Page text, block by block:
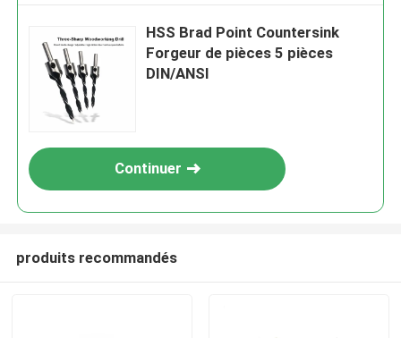
HSS Brad Point Countersink
Forgeur de pièces 5 pièces
DIN/ANSI
Continuer
produits recommandés